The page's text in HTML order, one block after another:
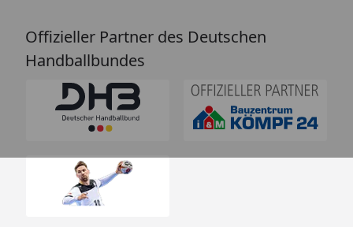
Offizieller Partner des Deutschen
Handballbundes